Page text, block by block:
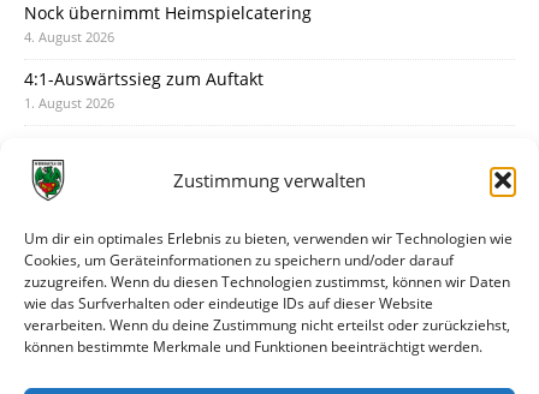
Zustimmung verwalten
Um dir ein optimales Erlebnis zu bieten, verwenden wir Technologien wie
Cookies, um Geräteinformationen zu speichern und/oder darauf
zuzugreifen. Wenn du diesen Technologien zustimmst, können wir Daten
wie das Surfverhalten oder eindeutige IDs auf dieser Website
verarbeiten. Wenn du deine Zustimmung nicht erteilst oder zurückziehst,
können bestimmte Merkmale und Funktionen beeinträchtigt werden.
Nock übernimmt Heimspielcatering
4. August 2026
4:1-Auswärtssieg zum Auftakt
1. August 2026
31. Juli 2026
30. Juli 2026
Deine Spielminute: 89+1
28. Juli 2026
Neuer Rückensponsor